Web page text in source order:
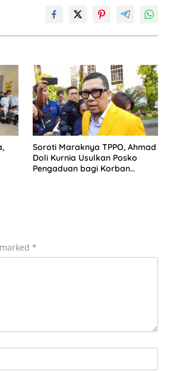
Soroti Maraknya TPPO, Ahmad
Doli Kurnia Usulkan Posko
Pengaduan bagi Korban
*